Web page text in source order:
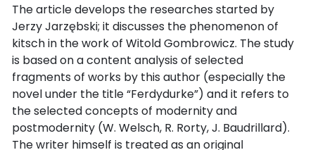
The article develops the researches started by
Jerzy Jarzębski; it discusses the phenomenon of
kitsch in the work of Witold Gombrowicz. The study
is based on a content analysis of selected
fragments of works by this author (especially the
novel under the title “Ferdydurke”) and it refers to
the selected concepts of modernity and
postmodernity (W. Welsch, R. Rorty, J. Baudrillard).
The writer himself is treated as an original